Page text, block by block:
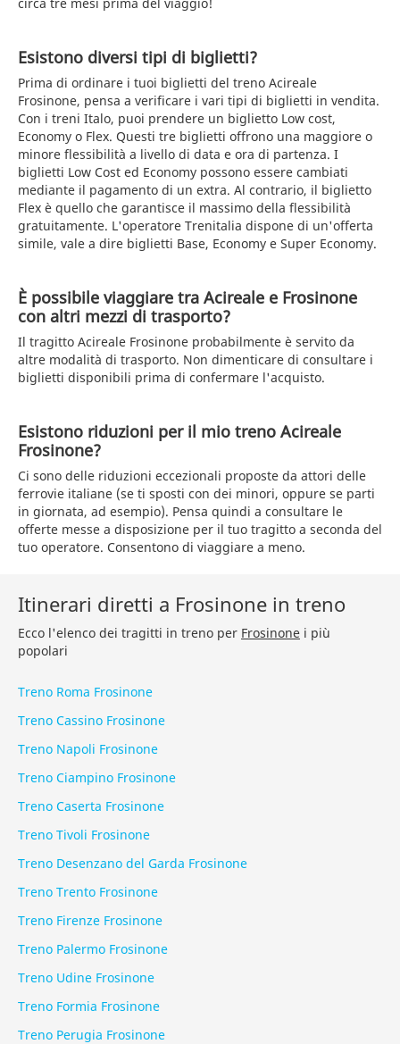
Esistono diversi tipi di biglietti?
Prima di ordinare i tuoi biglietti del treno Acireale
Frosinone, pensa a verificare i vari tipi di biglietti in vendita.
Con i treni Italo, puoi prendere un biglietto Low cost,
Economy o Flex. Questi tre biglietti offrono una maggiore o
minore flessibilità a livello di data e ora di partenza. I
biglietti Low Cost ed Economy possono essere cambiati
mediante il pagamento di un extra. Al contrario, il biglietto
Flex è quello che garantisce il massimo della flessibilità
gratuitamente. L'operatore Trenitalia dispone di un'offerta
simile, vale a dire biglietti Base, Economy e Super Economy.
È possibile viaggiare tra Acireale e Frosinone
con altri mezzi di trasporto?
Il tragitto Acireale Frosinone probabilmente è servito da
altre modalità di trasporto. Non dimenticare di consultare i
biglietti disponibili prima di confermare l'acquisto.
Esistono riduzioni per il mio treno Acireale
Frosinone?
Ci sono delle riduzioni eccezionali proposte da attori delle
ferrovie italiane (se ti sposti con dei minori, oppure se parti
in giornata, ad esempio). Pensa quindi a consultare le
offerte messe a disposizione per il tuo tragitto a seconda del
tuo operatore. Consentono di viaggiare a meno.
Itinerari diretti a Frosinone in treno
Ecco l'elenco dei tragitti in treno per Frosinone i più
popolari
Treno Roma Frosinone
Treno Cassino Frosinone
Treno Napoli Frosinone
Treno Ciampino Frosinone
Treno Caserta Frosinone
Treno Tivoli Frosinone
Treno Desenzano del Garda Frosinone
Treno Trento Frosinone
Treno Firenze Frosinone
Treno Palermo Frosinone
Treno Udine Frosinone
Treno Formia Frosinone
Treno Perugia Frosinone